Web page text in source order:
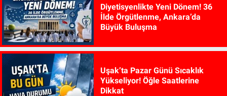
Diyetisyenlikte Yeni Dönem! 36
İlde Örgütlenme, Ankara’da
Büyük Buluşma
Uşak’ta Pazar Günü Sıcaklık
Yükseliyor! Öğle Saatlerine
Dikkat